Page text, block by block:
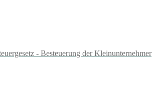
- Besteuerung der Kleinunternehmer